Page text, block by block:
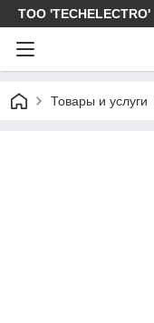
ТОО 'TECHELECTRO'
Товары и услуги